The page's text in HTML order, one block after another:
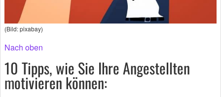
(Bild: pixabay)
Nach oben
10 Tipps, wie Sie Ihre Angestellten
motivieren können: